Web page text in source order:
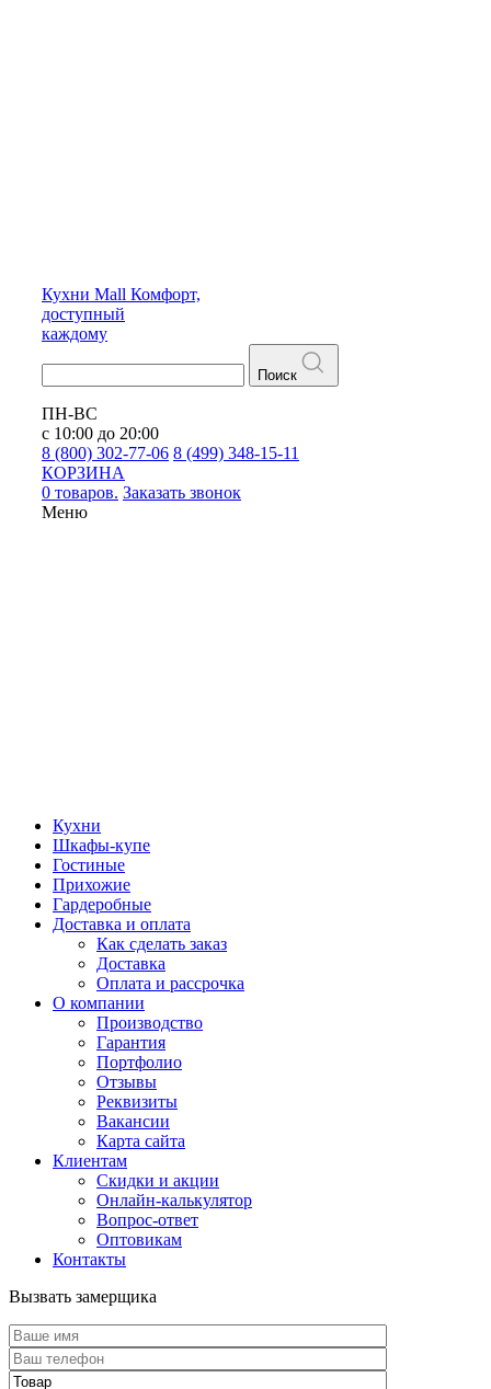
Кухни Mall Комфорт,
доступный
каждому
Поиск
ПН-ВС
с 10:00 до 20:00
8 (800) 302-77-06 8 (499) 348-15-11
КОРЗИНА
0 товаров. Заказать звонок
Меню
Кухни
Шкафы-купе
Гостиные
Прихожие
Гардеробные
Доставка и оплата
Как сделать заказ
Доставка
Оплата и рассрочка
О компании
Производство
Гарантия
Портфолио
Отзывы
Реквизиты
Вакансии
Карта сайта
Клиентам
Скидки и акции
Онлайн-калькулятор
Вопрос-ответ
Оптовикам
Контакты
Вызвать замерщика